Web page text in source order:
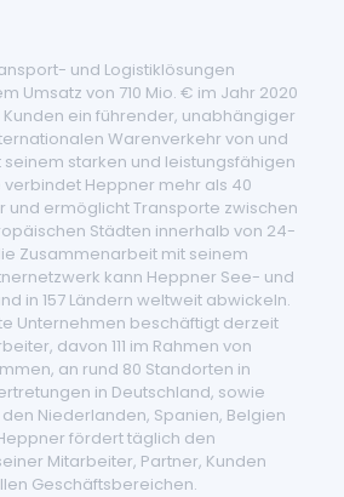
und Logistiklösungen
Umsatz von 710 Mio. € im Jahr 2020
Kunden ein führender, unabhängiger
Warenverkehr von und
seinem starken und leistungsfähigen
Heppner mehr als 40
und ermöglicht Transporte zwischen
Städten innerhalb von 24-
Zusammenarbeit mit seinem
kann Heppner See- und
in 157 Ländern weltweit abwickeln.
Unternehmen beschäftigt derzeit
davon 111 im Rahmen von
an rund 80 Standorten in
in Deutschland, sowie
Niederlanden, Spanien, Belgien
fördert täglich den
Mitarbeiter, Partner, Kunden
Geschäftsbereichen.